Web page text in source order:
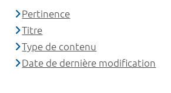
Pertinence
Titre
Type de contenu
Date de dernière modification